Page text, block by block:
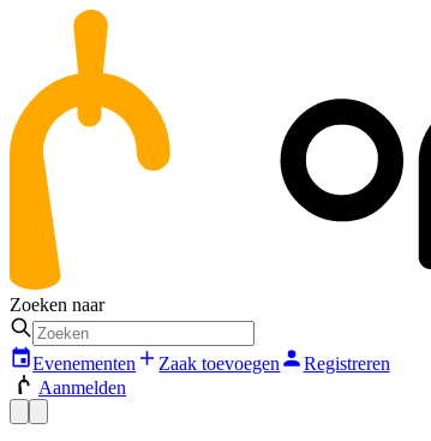
Zoeken naar
Evenementen Zaak toevoegen
Registreren
Aanmelden